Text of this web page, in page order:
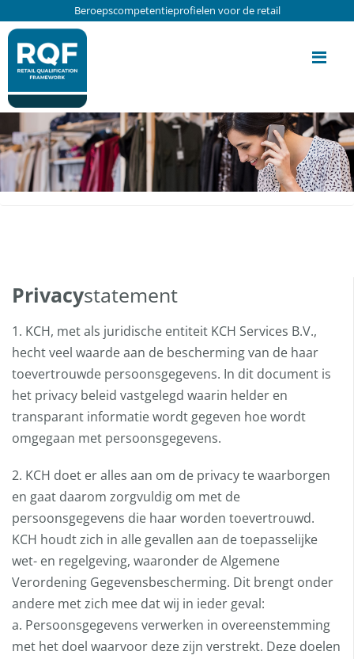
Update cookies preferences
Beroepscompetentieprofielen voor de retail
Privacystatement
1. KCH, met als juridische entiteit KCH Services B.V.,
hecht veel waarde aan de bescherming van de haar
toevertrouwde persoonsgegevens. In dit document is
het privacy beleid vastgelegd waarin helder en
transparant informatie wordt gegeven hoe wordt
omgegaan met persoonsgegevens.
2. KCH doet er alles aan om de privacy te waarborgen
en gaat daarom zorgvuldig om met de
persoonsgegevens die haar worden toevertrouwd.
KCH houdt zich in alle gevallen aan de toepasselijke
wet- en regelgeving, waaronder de Algemene
Verordening Gegevensbescherming. Dit brengt onder
andere met zich mee dat wij in ieder geval:
a. Persoonsgegevens verwerken in overeenstemming
met het doel waarvoor deze zijn verstrekt. Deze doelen